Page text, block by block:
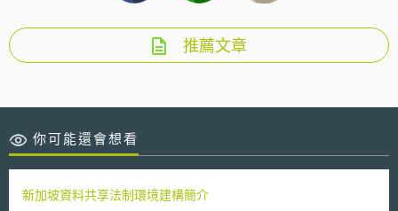
推薦文章
你可能還會想看
新加坡資料共享法制環境建構簡介